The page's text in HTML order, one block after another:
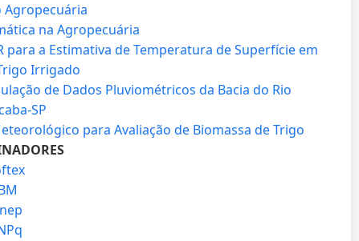
Agropecuária
na Agropecuária
para a Estimativa de Temperatura de Superfície em
Irrigado
de Dados Pluviométricos da Bacia do Rio
SP
para Avaliação de Biomassa de Trigo